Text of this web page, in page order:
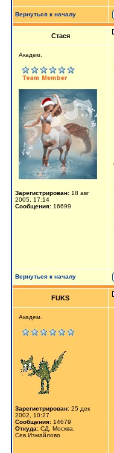
Вернуться к началу
Стася
Aкaдeм.
Зарегистрирован: 18 авг
2005, 17:14
Сообщения: 16699
Вернуться к началу
FUKS
Академ.
Зарегистрирован: 25 дек
2002, 10:27
Сообщения: 14679
Откуда: СД, Москва,
Сев.Измайлово